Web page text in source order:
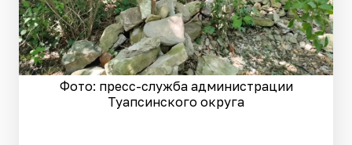
Фото: пресс-служба администрации
Туапсинского округа